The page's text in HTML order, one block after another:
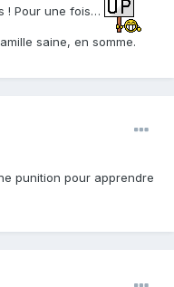
! Pour une fois…
saine, en somme.
punition pour apprendre